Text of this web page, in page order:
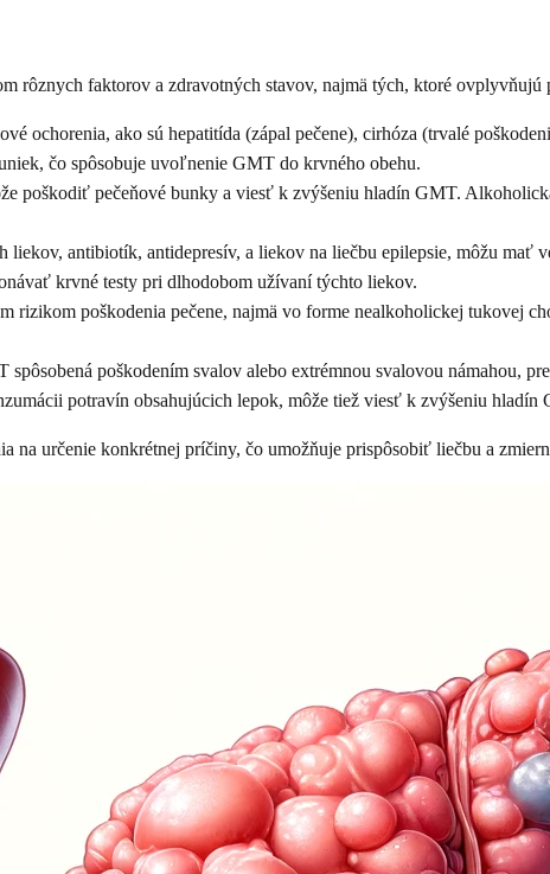
faktorov a zdravotných stavov, najmä tých, ktoré ovplyvňujú
ochorenia, ako sú hepatitída (zápal pečene), cirhóza (trvalé
čo spôsobuje uvoľnenie GMT do krvného obehu.
poškodiť pečeňové bunky a viesť k zvýšeniu hladín GMT.
liekov, antibiotík, antidepresív, a liekov na liečbu epilepsie, môžu
krvné testy pri dlhodobom užívaní týchto liekov.
rizikom poškodenia pečene, najmä vo forme nealkoholickej tukovej
poškodením svalov alebo extrémnou svalovou námahou,
potravín obsahujúcich lepok, môže tiež viesť k zvýšeniu hladín
určenie konkrétnej príčiny, čo umožňuje prispôsobiť liečbu a